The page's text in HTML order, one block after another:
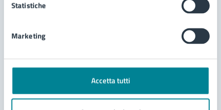
Statistiche
Marketing
Accetta tutti
Domanda di patrocinio, di contributo e di utilizzo
degli spazi comunali